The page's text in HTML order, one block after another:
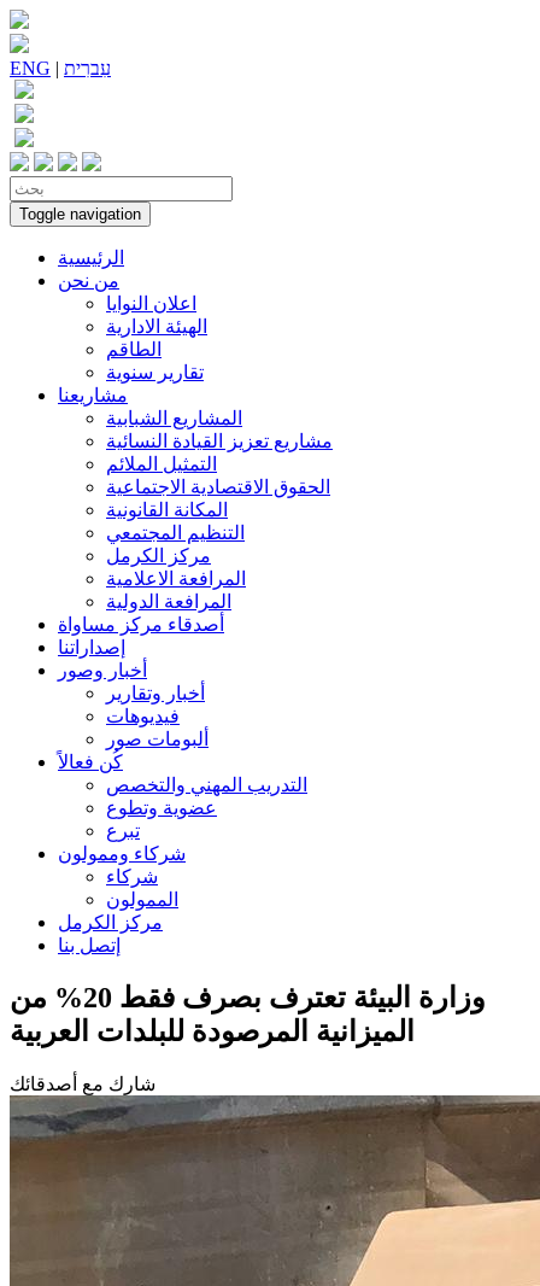
ENG | עִברִית
Toggle navigation
الرئيسية
من نحن
اعلان النوايا
الهيئة الادارية
الطاقم
تقارير سنوية
مشاريعنا
المشاريع الشبابية
مشاريع تعزيز القيادة النسائية
التمثيل الملائم
الحقوق الاقتصادية الاجتماعية
المكانة القانونية
التنظيم المجتمعي
مركز الكرمل
المرافعة الاعلامية
المرافعة الدولية
أصدقاء مركز مساواة
إصداراتنا
أخبار وصور
أخبار وتقارير
فيديوهات
ألبومات صور
كُن فعالاً
التدريب المهني والتخصص
عضوية وتطوع
تبرع
شركاء وممولون
شركاء
الممولون
مركز الكرمل
إتصل بنا
وزارة البيئة تعترف بصرف فقط 20% من
الميزانية المرصودة للبلدات العربية
شارك مع أصدقائك